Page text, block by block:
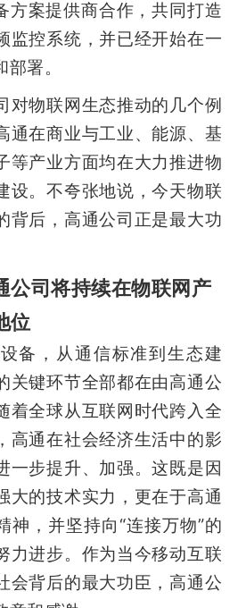
方案提供商合作，共同打造
监控系统，并已经开始在一
署。
对物联网生态推动的几个例
通在商业与工业、能源、基
等产业方面均在大力推进物
设。不夸张地说，今天物联
背后，高通公司正是最大功
公司将持续在物联网产
位
备，从通信标准到生态建
关键环节全部都在由高通公
着全球从互联网时代跨入全
高通在社会经济生活中的影
一步提升、加强。这既是因
大的技术实力，更在于高通
神，并坚持向“连接万物”的
力进步。作为当今移动互联
会背后的最大功臣，高通公